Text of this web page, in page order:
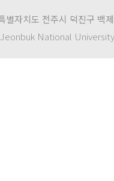
별자치도 전주시 덕진구 백
National